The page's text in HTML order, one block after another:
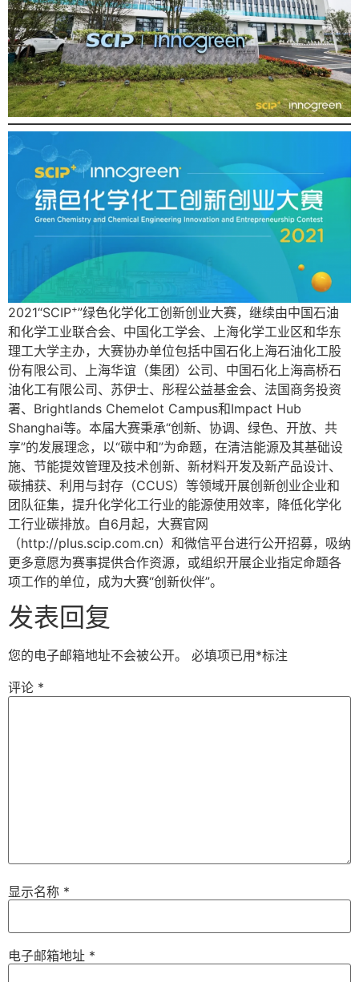
2021“SCIP+”绿色化学化工创新创业大赛，继续由中国石油
和化学工业联合会、中国化工学会、上海化学工业区和华东
理工大学主办，大赛协办单位包括中国石化上海石油化工股
份有限公司、上海华谊（集团）公司、中国石化上海高桥石
油化工有限公司、苏伊士、彤程公益基金会、法国商务投资
署、Brightlands Chemelot Campus和Impact Hub
Shanghai等。本届大赛秉承“创新、协调、绿色、开放、共
享”的发展理念，以“碳中和”为命题，在清洁能源及其基础设
施、节能提效管理及技术创新、新材料开发及新产品设计、
碳捕获、利用与封存（CCUS）等领域开展创新创业企业和
团队征集，提升化学化工行业的能源使用效率，降低化学化
工行业碳排放。自6月起，大赛官网
（http://plus.scip.com.cn）和微信平台进行公开招募，吸纳
更多意愿为赛事提供合作资源，或组织开展企业指定命题各
项工作的单位，成为大赛“创新伙伴”。
发表回复
您的电子邮箱地址不会被公开。 必填项已用 *标注
评论 *
显示名称 *
电子邮箱地址 *